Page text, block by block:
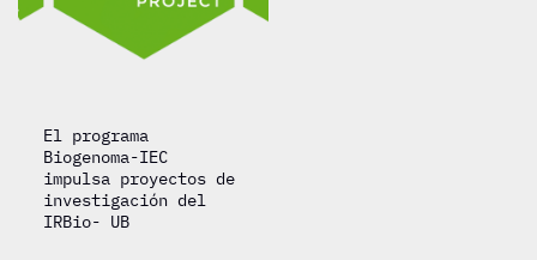
El programa
Biogenoma-IEC
impulsa proyectos de
investigación del
IRBio- UB